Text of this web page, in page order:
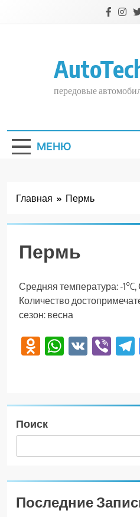
передовые
МЕНЮ
Главная Пермь
Пермь
Средняя температура: -
Количество
сезон: весна
Odnoklassniki
WhatsApp
VK
Поиск
Последние